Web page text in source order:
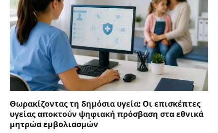
Θωρακίζοντας τη δημόσια υγεία: Οι επισκέπτες
υγείας αποκτούν ψηφιακή πρόσβαση στα εθνικά
μητρώα εμβολιασμών